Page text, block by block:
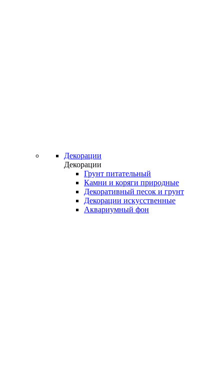
Декорации
Декорации
Грунт питательный
Камни и коряги природные
Декоративный песок и грунт
Декорации искусственные
Аквариумный фон